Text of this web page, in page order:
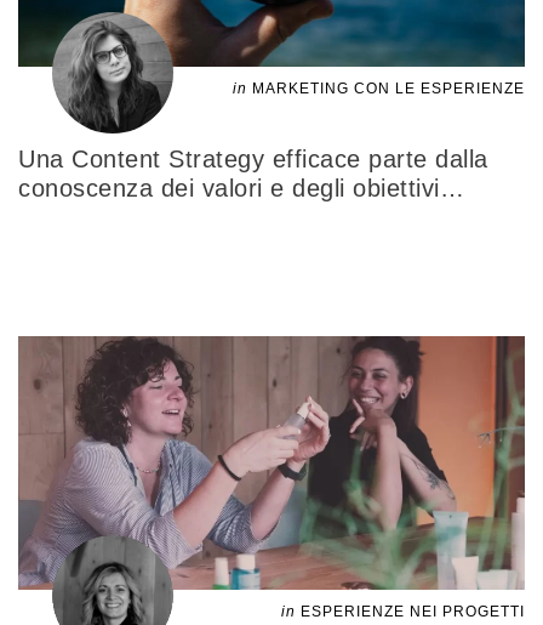
in MARKETING CON LE ESPERIENZE
Una Content Strategy efficace parte dalla
conoscenza dei valori e degli obiettivi…
in ESPERIENZE NEI PROGETTI